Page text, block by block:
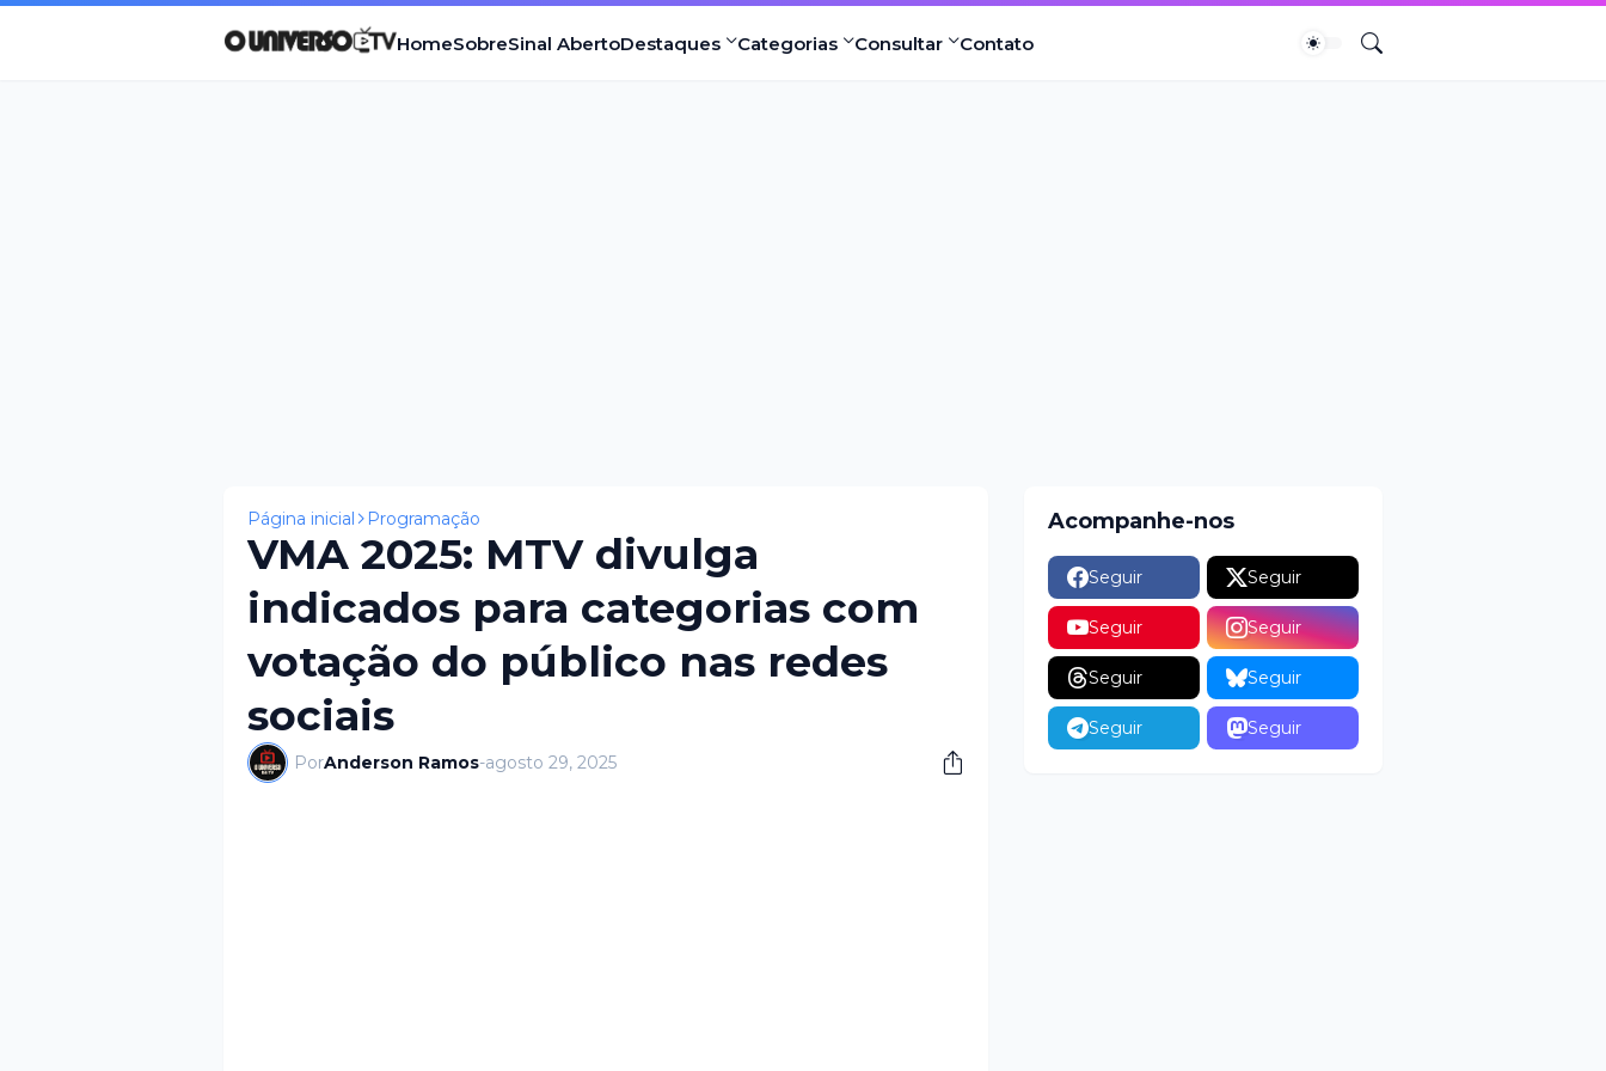
HomeSobreSinal AbertoDestaques Categorias Consultar Contato
Página inicial Programação
VMA 2025: MTV divulga
indicados para categorias com
votação do público nas redes
sociais
PorAnderson Ramos-agosto 29, 2025
Acompanhe-nos
Seguir Seguir
Seguir Seguir
Seguir Seguir
Seguir Seguir